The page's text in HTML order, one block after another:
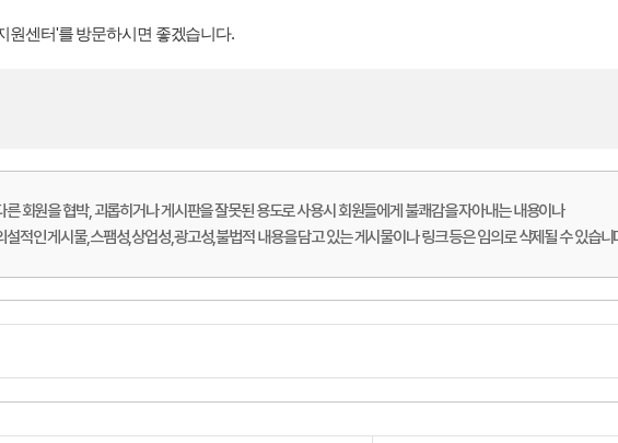
원센터'를 방문하시면 좋겠습니다.
른 회원을 협박, 괴롭히거나 게시판을 잘못된 용도로 사용시 회원들에게 불쾌감을 자아내는 내용이나
설적인 게시물,스팸성,상업성,광고성,불법적 내용을 담고 있는 게시물이나 링크 등은 임의로 삭제될 수 있습니